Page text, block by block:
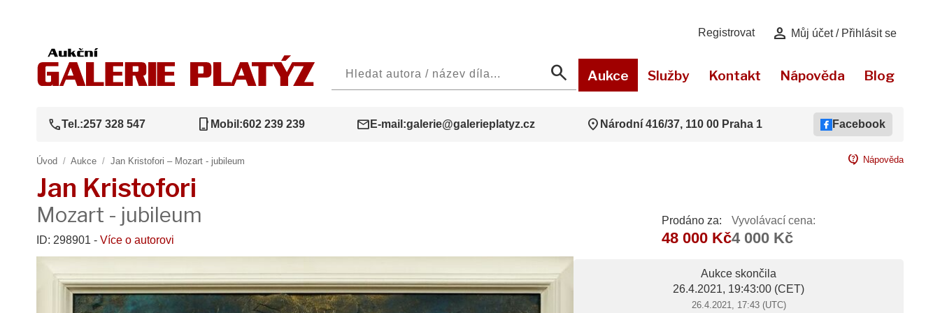
Registrovat person Můj účet / Přihlásit se
search Aukce Služby Kontakt Nápověda Blog
callTel.:257 328 547 phone_iphone Mobil:602 239 239 mail E-mail:galerie@galerieplatyz.cz location_on Národní 416/37, 110 00 Praha 1 Facebook
Úvod / Aukce / Jan Kristofori – Mozart - jubileum contact_support Nápověda
Jan Kristofori
Mozart - jubileum
ID: 298901 - Více o autorovi
Prodáno za:
48 000 Kč
Vyvolávací cena:
4 000 Kč
Aukce skončila
26.4.2021, 19:43:00 (CET)
26.4.2021, 17:43 (UTC)